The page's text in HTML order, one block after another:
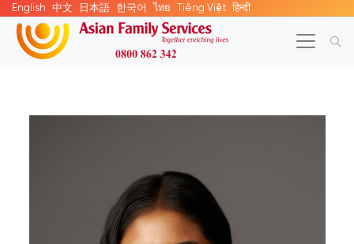
English 中文 日本語 한국어 ไทย Tiếng Việt हिन्दी